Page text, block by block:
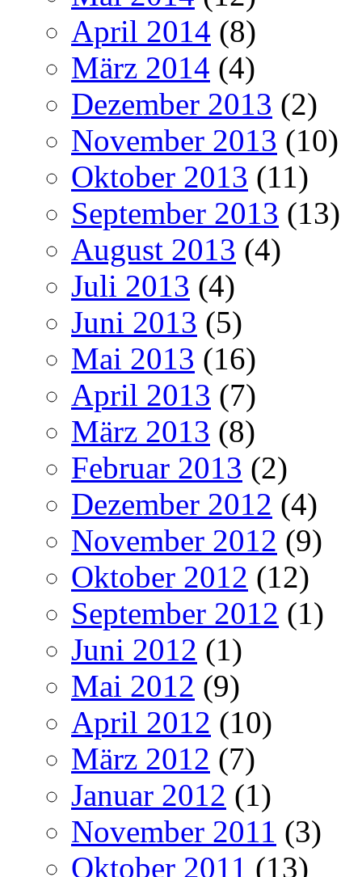
April 2014 (8)
März 2014 (4)
Dezember 2013 (2)
November 2013 (10)
Oktober 2013 (11)
September 2013 (13)
August 2013 (4)
Juli 2013 (4)
Juni 2013 (5)
Mai 2013 (16)
April 2013 (7)
März 2013 (8)
Februar 2013 (2)
Dezember 2012 (4)
November 2012 (9)
Oktober 2012 (12)
September 2012 (1)
Juni 2012 (1)
Mai 2012 (9)
April 2012 (10)
März 2012 (7)
Januar 2012 (1)
November 2011 (3)
Oktober 2011 (13)